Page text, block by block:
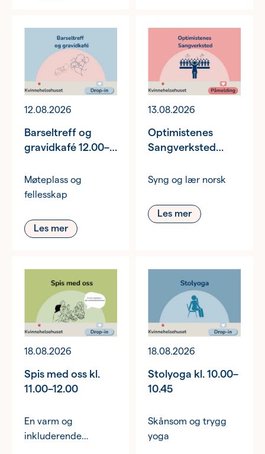
12.08.2026
Barseltreff og
gravidkafé 12.00–
Møteplass og
fellesskap
Les mer
13.08.2026
Optimistenes
Sangverksted
Syng og lær norsk
Les mer
18.08.2026
Spis med oss kl.
11.00–12.00
En varm og
inkluderende
18.08.2026
Stolyoga kl. 10.00–
10.45
Skånsom og trygg
yoga